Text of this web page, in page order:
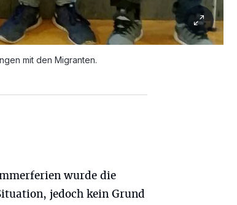
mit den Migranten.
wurde die
jedoch kein Grund